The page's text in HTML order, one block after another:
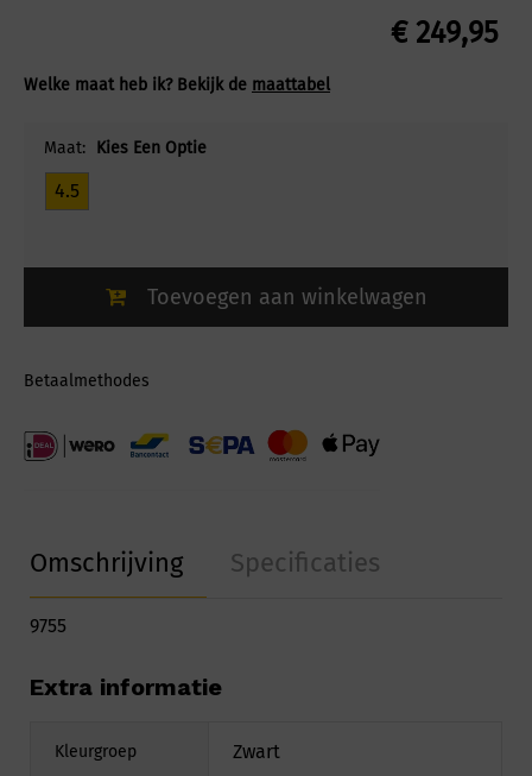
€249,95
Welke maat heb ik? Bekijk de maattabel
Maat: Kies Een Optie
4.5
Toevoegen aan winkelwagen
Betaalmethodes
Omschrijving Specificaties
9755
Extra informatie
Kleurgroep Zwart